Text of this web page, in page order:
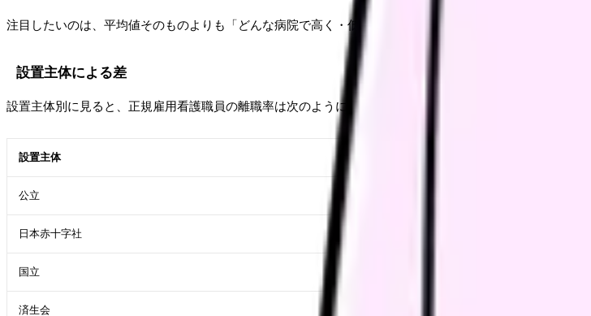
注目したいのは、平均値そのものよりも「どんな病院で高く・低いのか」という差です。
設置主体による差
設置主体別に見ると、正規雇用看護職員の離職率は次のように分かれていました(Source: 日本看護協会「
設置主体
公立
日本赤十字社
国立
済生会